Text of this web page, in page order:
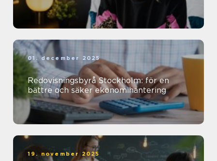
01. december 2025
Redovisningsbyrå Stockholm: för en
bättre och säker ekonomihantering
19. november 2025